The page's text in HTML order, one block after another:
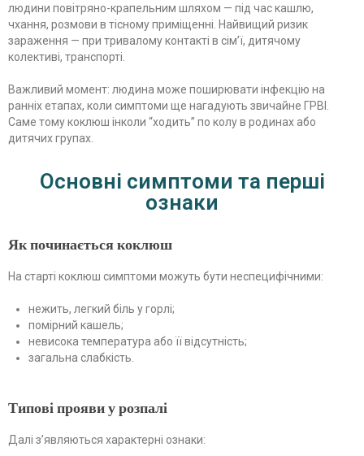
людини повітряно-крапельним шляхом — під час кашлю,
чхання, розмови в тісному приміщенні. Найвищий ризик
зараження — при тривалому контакті в сім’ї, дитячому
колективі, транспорті.
Важливий момент: людина може поширювати інфекцію на
ранніх етапах, коли симптоми ще нагадують звичайне ГРВІ.
Саме тому коклюш інколи “ходить” по колу в родинах або
дитячих групах.
Основні симптоми та перші
ознаки
Як починається коклюш
На старті коклюш симптоми можуть бути неспецифічними:
нежить, легкий біль у горлі;
помірний кашель;
невисока температура або її відсутність;
загальна слабкість.
Типові прояви у розпалі
Далі з’являються характерні ознаки: